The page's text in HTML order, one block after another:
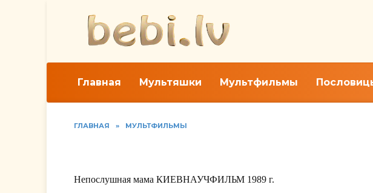
Главная Мультяшки Мультфильмы
ГЛАВНАЯ » МУЛЬТФИЛЬМЫ
Непослушная мама КИЕВНАУЧФИЛЬМ 1989 г.